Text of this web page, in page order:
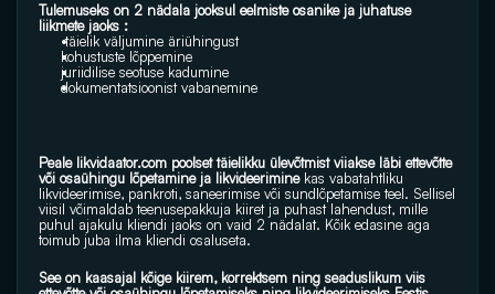
Tulemuseks on 2 nädala jooksul eelmiste osanike ja juhatuse
liikmete jaoks :
täielik väljumine äriühingust
kohustuste lõppemine
juriidilise seotuse kadumine
dokumentatsioonist vabanemine
Peale likvidaator.com poolset täielikku ülevõtmist viiakse läbi ettevõtte
või osaühingu lõpetamine ja likvideerimine kas vabatahtliku
likvideerimise, pankroti, saneerimise või sundlõpetamise teel. Sellisel
viisil võimaldab teenusepakkuja kiiret ja puhast lahendust, mille
puhul ajakulu kliendi jaoks on vaid 2 nädalat. Kõik edasine aga
toimub juba ilma kliendi osaluseta.
See on kaasajal kõige kiirem, korrektsem ning seaduslikum viis